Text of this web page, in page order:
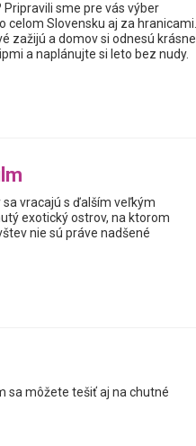
sme pre vás výber
celom Slovensku aj za hranicami.
zažijú a domov si odnesú krásne
a naplánujte si leto bez nudy.
vracajú s ďalším veľkým
exotický ostrov, na ktorom
nie sú práve nadšené
sa môžete tešiť aj na chutné